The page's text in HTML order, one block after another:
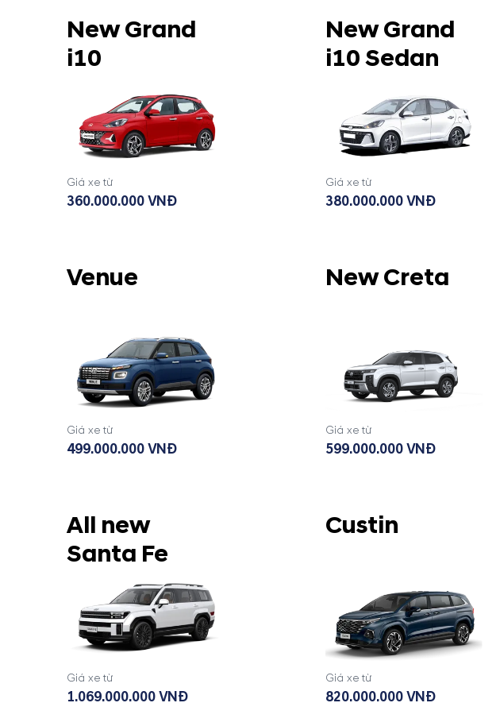
New Grand
i10
Giá xe từ
360.000.000 VNĐ
New Grand
i10 Sedan
Giá xe từ
380.000.000 VNĐ
Venue
Giá xe từ
499.000.000 VNĐ
New Creta
Giá xe từ
599.000.000 VNĐ
All new
Santa Fe
Giá xe từ
1.069.000.000 VNĐ
Custin
Giá xe từ
820.000.000 VNĐ